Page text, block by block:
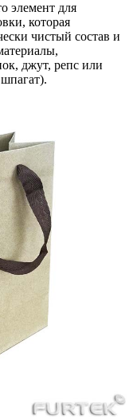
элемент для
которая
чистый состав и
джут, репс или